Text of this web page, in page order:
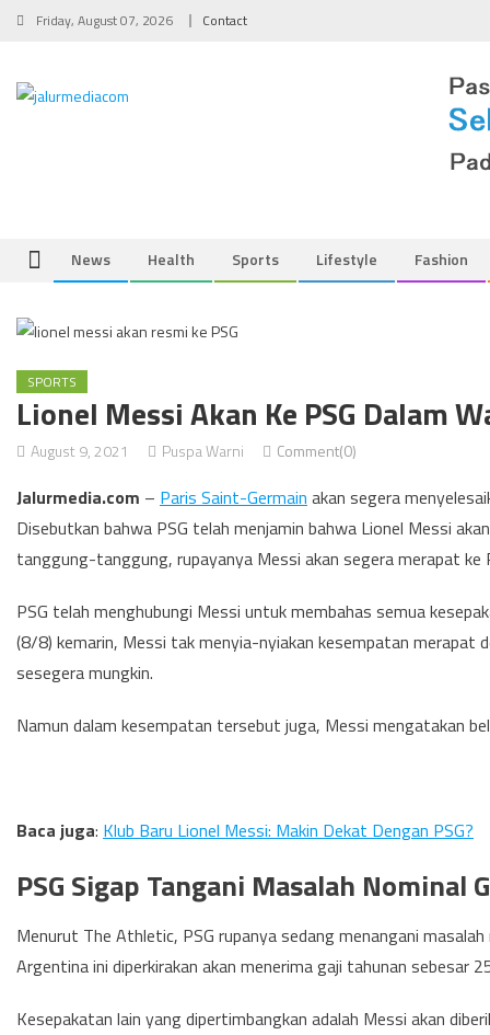
Skip
Friday, August 07, 2026 Contact
News Health Sports Lifestyle Fashion
SPORTS
Lionel Messi Akan Ke PSG Dalam
August 9, 2021 Puspa Warni Comment(0)
Jalurmedia.com – Paris Saint-Germain akan segera
Disebutkan bahwa PSG telah menjamin bahwa Lionel Messi
tanggung-tanggung, rupayanya Messi akan segera merapat ke
PSG telah menghubungi Messi untuk membahas semua
(8/8) kemarin, Messi tak menyia-nyiakan kesempatan merapat
sesegera mungkin.
Namun dalam kesempatan tersebut juga, Messi mengatakan
Baca juga: Klub Baru Lionel Messi: Makin Dekat Dengan PSG?
PSG Sigap Tangani Masalah Nominal
Menurut The Athletic, PSG rupanya sedang menangani
Argentina ini diperkirakan akan menerima gaji tahunan sebesar
Kesepakatan lain yang dipertimbangkan adalah Messi akan